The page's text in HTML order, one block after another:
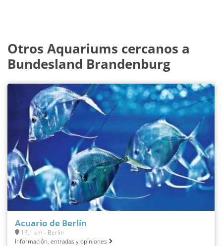
Otros Aquariums cercanos a
Bundesland Brandenburg
Acuario de Berlín
17.1 km - Berlin
Información, entradas y opiniones